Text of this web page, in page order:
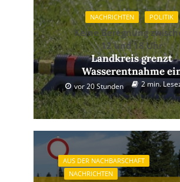
NACHRICHTEN POLITIK
Keine Beregnung
12 und 18 Uhr
Landkreis grenzt
Wasserentnahme
vor 20 Stunden 2 min.
AUS DER NACHBARSCHAFT
NACHRICHTEN